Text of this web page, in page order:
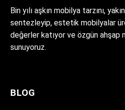
Bin yılı aşkın mobilya tarzını,
sentezleyip, estetik mobilyalar
değerler katıyor ve özgün ahşap
sunuyoruz.
BLOG